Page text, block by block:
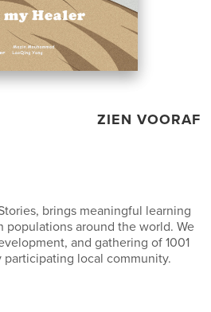
ZIEN VOORAF
brings meaningful learning
populations around the world. We
and gathering of 1001
local community.